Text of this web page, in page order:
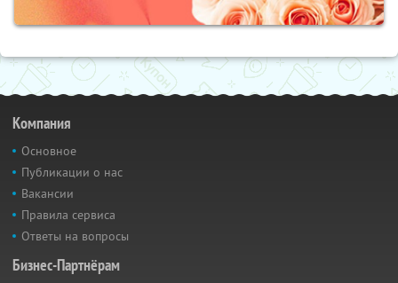
Компания
Основное
Публикации о нас
Вакансии
Правила сервиса
Ответы на вопросы
Бизнес-Партнёрам